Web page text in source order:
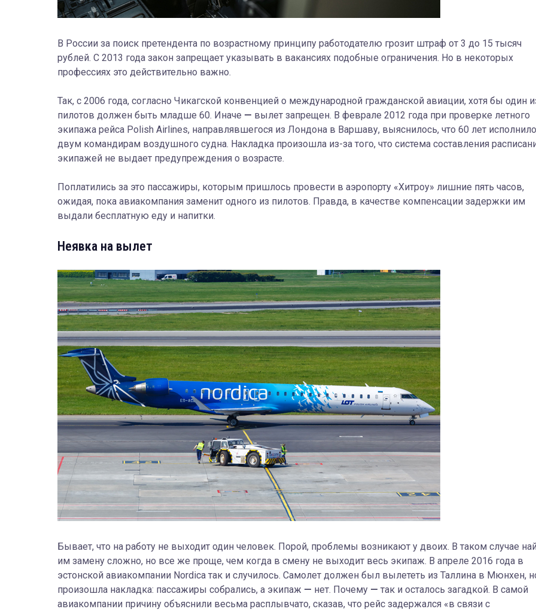
В России за поиск претендента по возрастному принципу работодателю грозит штраф от 3 до 15 тысяч
рублей. С 2013 года закон запрещает указывать в вакансиях подобные ограничения. Но в некоторых
профессиях это действительно важно.
Так, с 2006 года, согласно Чикагской конвенцией о международной гражданской авиации, хотя бы один
пилотов должен быть младше 60. Иначе — вылет запрещен. В феврале 2012 года при проверке летного
экипажа рейса Polish Airlines, направлявшегося из Лондона в Варшаву, выяснилось, что 60 лет
двум командирам воздушного судна. Накладка произошла из-за того, что система составления
экипажей не выдает предупреждения о возрасте.
Поплатились за это пассажиры, которым пришлось провести в аэропорту «Хитроу» лишние пять часов,
ожидая, пока авиакомпания заменит одного из пилотов. Правда, в качестве компенсации задержки им
выдали бесплатную еду и напитки.
Неявка на вылет
Бывает, что на работу не выходит один человек. Порой, проблемы возникают у двоих. В таком случае
им замену сложно, но все же проще, чем когда в смену не выходит весь экипаж. В апреле 2016 года в
эстонской авиакомпании Nordica так и случилось. Самолет должен был вылететь из Таллина в Мюнхен,
произошла накладка: пассажиры собрались, а экипаж — нет. Почему — так и осталось загадкой. В самой
авиакомпании причину объяснили весьма расплывчато, сказав, что рейс задержался «в связи с